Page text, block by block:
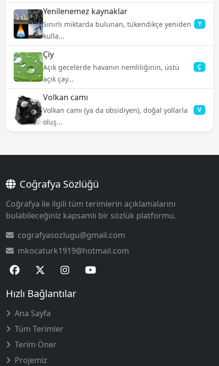
Yenilenemez kaynaklar
Sınırlı miktarda bulunan, tükendikçe yeniden
kulla...
Y
Çiy
Açık gecelerde havanın nemliliğinin, üstü
açık çay...
Ç
Volkan camı
Volkan camı (ya da obsidiyen), doğal yollarla
oluş...
V
Coğrafya Sözlüğü
Coğrafya ile ilgili tüm terimlerin açıklamalarını
bulabileceğiniz kapsamlı bir sözlük platformu.
cografyasozlugu@gmail.com
mkocaturk1919@hotmail.com
Hızlı Bağlantılar
Ana Sayfa
Tüm Terimler
Terim Öner
Projemiz